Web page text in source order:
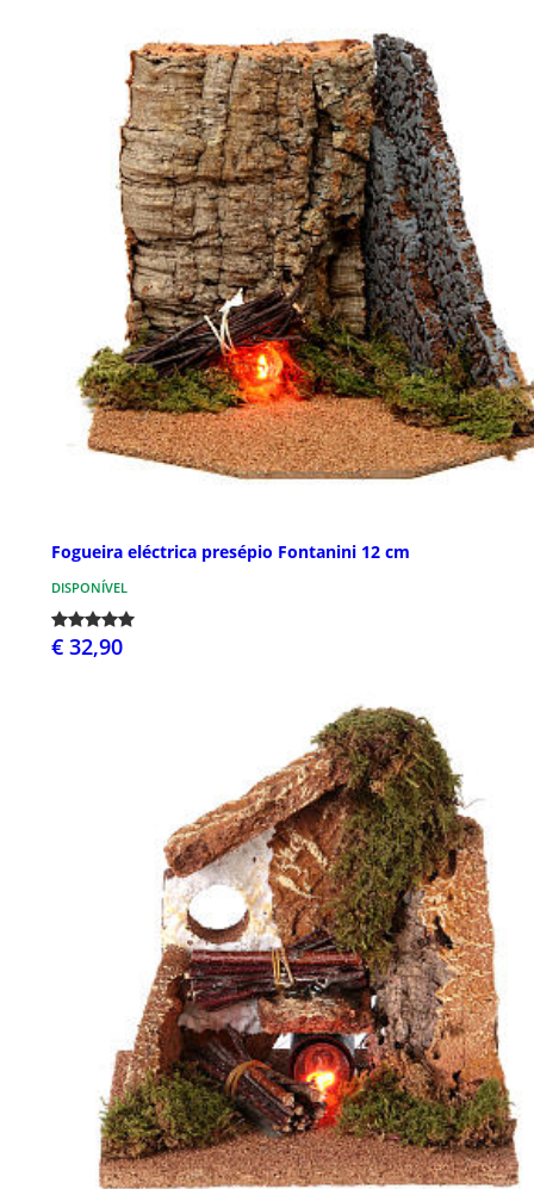
Fogueira eléctrica presépio Fontanini 12 cm
DISPONÍVEL
€ 32,90